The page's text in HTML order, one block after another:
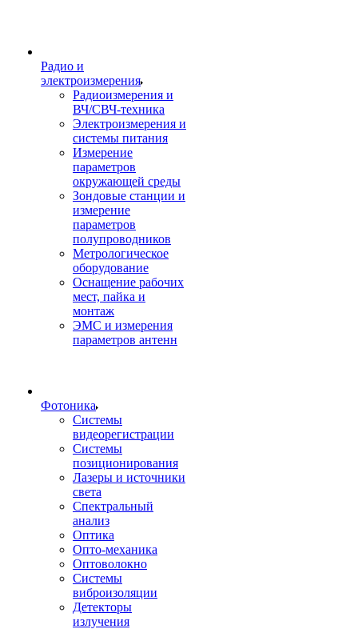
Радио и
электроизмерения
Радиоизмерения и
ВЧ/СВЧ-техника
Электроизмерения и
системы питания
Измерение
параметров
окружающей среды
Зондовые станции и
измерение
параметров
полупроводников
Метрологическое
оборудование
Оснащение рабочих
мест, пайка и
монтаж
ЭМС и измерения
параметров антенн
Фотоника
Cистемы
видеорегистрации
Системы
позиционирования
Лазеры и источники
света
Спектральный
анализ
Оптика
Опто-механика
Оптоволокно
Системы
виброизоляции
Детекторы
излучения